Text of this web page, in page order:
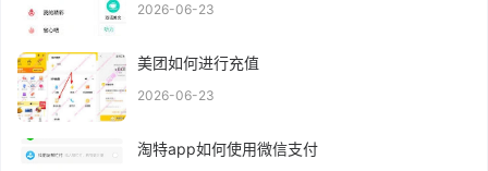
2026-06-23
美团如何进行充值
2026-06-23
淘特app如何使用微信支付